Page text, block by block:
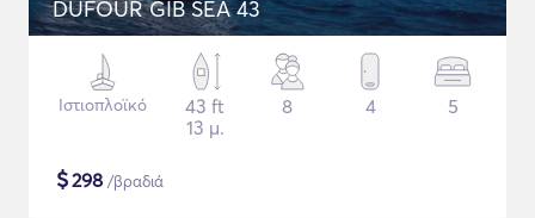
DUFOUR GIB SEA 43
Ιστιοπλοϊκό
43 ft
13 μ.
8 4 5
$298 /βραδιά